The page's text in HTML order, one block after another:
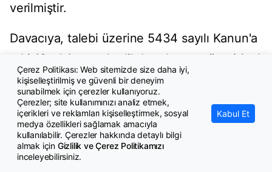
verilmiştir.
Davacıya, talebi üzerine 5434 sayılı Kanun'a
tabi 19 yıl 1 ay, askerlik borçlanma süresi 1 yıl
6 ay, fiili hizmet zammı süresi 4 yıl 9 ay 8
gün, itibari hizmet zammı süresi 3 yıl 4 ay 8
gün ve sigortalı olarak ise 3 yıl 7 gün olan
hizmetlerinin birleştirilerek toplamda 31 yıl 9
ay hizmet süresi üzerinden 01/03/2014
Çerez Politikası: Web sitemizde size daha iyi,
kişiselleştirilmiş ve güvenli bir deneyim
sunabilmek için çerezler kullanıyoruz.
Çerezler; site kullanımınızı analiz etmek,
içerikleri ve reklamları kişiselleştirmek, sosyal
medya özellikleri sağlamak amacıyla
kullanılabilir. Çerezler hakkında detaylı bilgi
almak için Gizlilik ve Çerez Politikamızı
inceleyebilirsiniz.
Kabul Et